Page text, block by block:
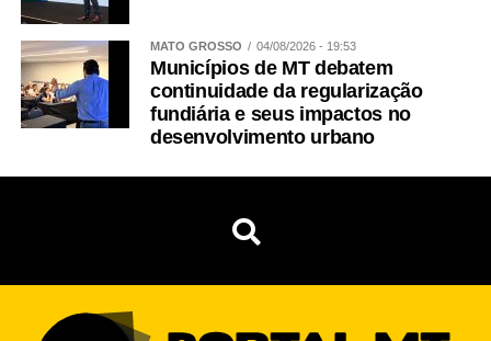
MATO GROSSO 04/08/2026 - 19:53
Municípios de MT debatem
continuidade da regularização
fundiária e seus impactos no
desenvolvimento urbano